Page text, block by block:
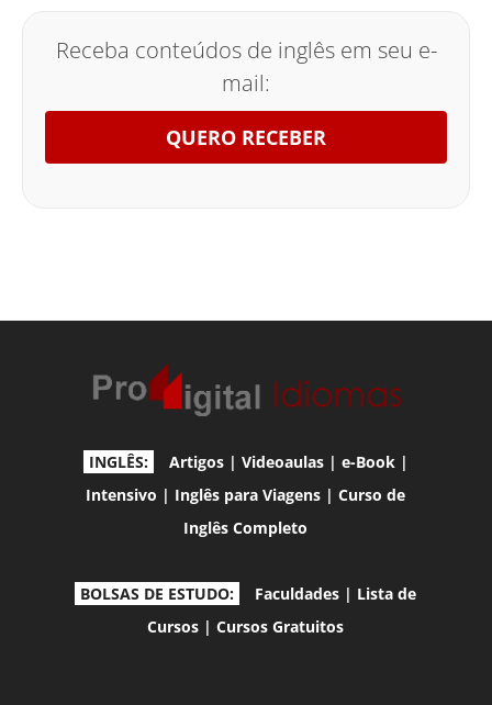
Receba conteúdos de inglês em seu e-
mail:
QUERO RECEBER
INGLÊS: Artigos| Videoaulas| e-Book|
Intensivo | Inglês para Viagens |Curso de
Inglês Completo
BOLSAS DE ESTUDO: Faculdades | Lista de
Cursos |Cursos Gratuitos